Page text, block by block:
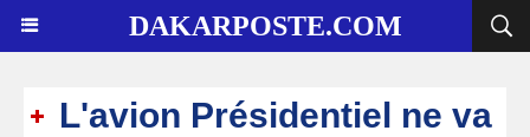
DAKARPOSTE.COM
L'avion Présidentiel ne va